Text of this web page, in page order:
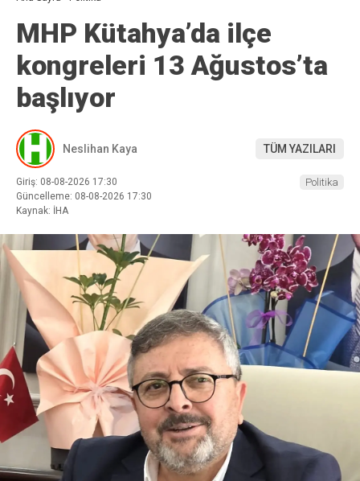
MHP Kütahya’da ilçe
kongreleri 13 Ağustos’ta
başlıyor
Neslihan Kaya TÜM YAZILARI
Giriş: 08-08-2026 17:30
Güncelleme: 08-08-2026 17:30
Kaynak: İHA
Politika